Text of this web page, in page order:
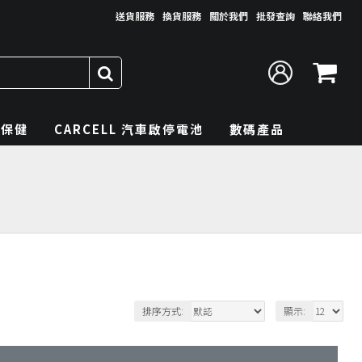
送貨服務 換貨服務 關於我們 批發查詢 聯絡我們
健 CARCELL 汽車啟停電池 數碼產品
排序方式: 顯示: